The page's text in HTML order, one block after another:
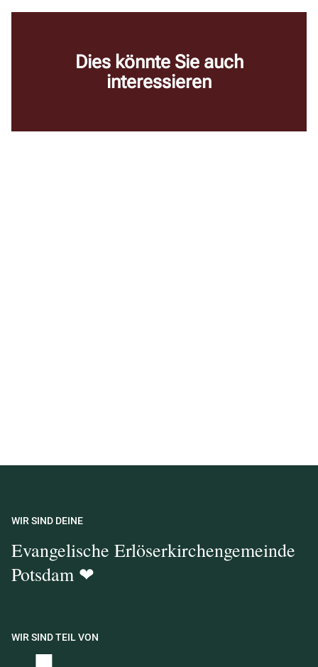
Dies könnte Sie auch
interessieren
WIR SIND DEINE
Evangelische Erlöserkirchengemeinde
Potsdam ❤
WIR SIND TEIL VON